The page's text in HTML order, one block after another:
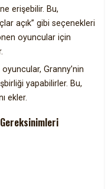
erişebilir. Bu,
açık” gibi seçenekleri
oyuncular için
Granny’nin
yapabilirler. Bu,
ekler.